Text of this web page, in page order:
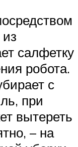
салфетку
робота.
с
при
вытереть
– на